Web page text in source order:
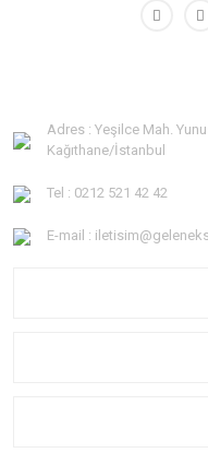
Adres : Yeşilce Mah.
Kağıthane/İstanbul
Tel : 0212 521 42 42
E-mail :